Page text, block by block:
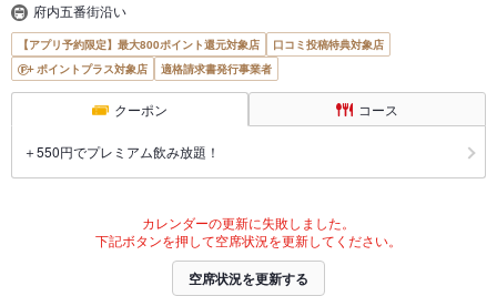
府内五番街沿い
【アプリ予約限定】最大800ポイント還元対象店
口コミ投稿特典対象店
ポイントプラス対象店
適格請求書発行事業者
クーポン コース
＋550円でプレミアム飲み放題！
カレンダーの更新に失敗しました。
下記ボタンを押して空席状況を更新してください。
空席状況を更新する